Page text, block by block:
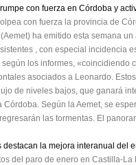
con fuerza en Córdoba y
con fuerza la provincia de
ha emitido esta semana
, con especial incidencia
los informes, «coincidiendo
asociados a Leonardo.
de niveles bajos, que ganará
Según la Aemet, se
las tormentas. El
destacan la mejora interanual del
del paro de enero en Castilla-